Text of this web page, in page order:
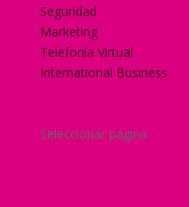
Seguridad
Marketing
Telefonía Virtual
International Business
Seleccionar página